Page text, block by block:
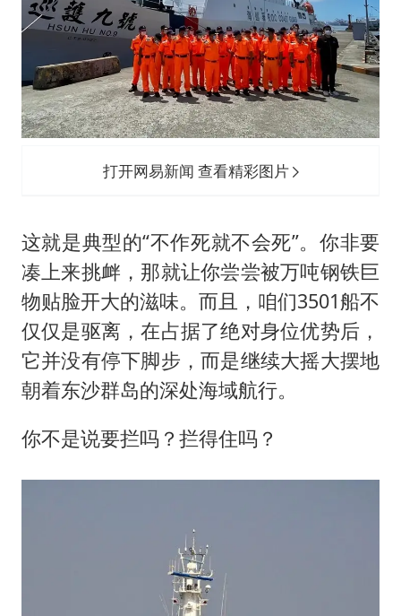
打开网易新闻 查看精彩图片
这就是典型的“不作死就不会死”。你非要
凑上来挑衅，那就让你尝尝被万吨钢铁巨
物贴脸开大的滋味。而且，咱们3501船不
仅仅是驱离，在占据了绝对身位优势后，
它并没有停下脚步，而是继续大摇大摆地
朝着东沙群岛的深处海域航行。
你不是说要拦吗？拦得住吗？